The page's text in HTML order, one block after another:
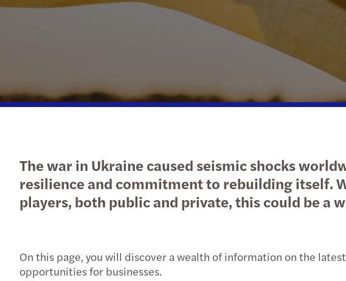
Life
Real
Private
Наші
The war in Ukraine caused seismic shocks
resilience and commitment to rebuilding itself.
players, both public and private, this could be a
On this page, you will discover a wealth of information on the
opportunities for businesses.